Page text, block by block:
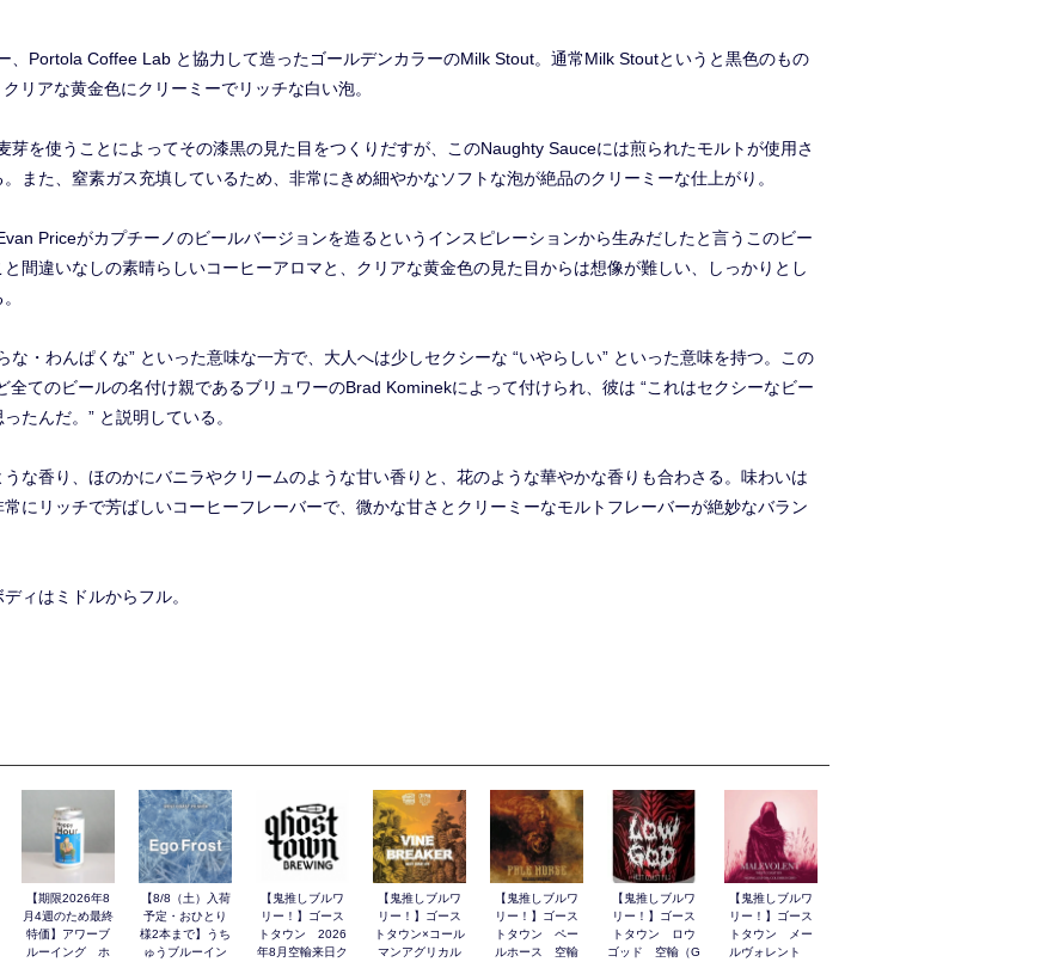
、Portola Coffee Lab と協力して造ったゴールデンカラーのMilk Stout。通常Milk Stoutというと黒色のもの
リアな黄金色にクリーミーでリッチな白い泡。
を使うことによってその漆黒の見た目をつくりだすが、このNaughty Sauceには煎られたモルトが使用さ
また、窒素ガス充填しているため、非常にきめ細やかなソフトな泡が絶品のクリーミーな仕上がり。
Priceがカプチーノのビールバージョンを造るというインスピレーションから生みだしたと言うこのビー
間違いなしの素晴らしいコーヒーアロマと、クリアな黄金色の見た目からは想像が難しい、しっかりとし
・わんぱくな” といった意味な一方で、大人へは少しセクシーな “いやらしい” といった意味を持つ。この
てのビールの名付け親であるブリュワーのBrad Kominekによって付けられ、彼は “これはセクシーなビー
たんだ。” と説明している。
な香り、ほのかにバニラやクリームのような甘い香りと、花のような華やかな香りも合わさる。味わいは
にリッチで芳ばしいコーヒーフレーバーで、微かな甘さとクリーミーなモルトフレーバーが絶妙なバラン
ィはミドルからフル。
【期限2026年8
月4週のため最終
特価】アワーブ
ルーイング ホ
【8/8（土）入荷
予定・おひとり
様2本まで】うち
ゅうブルーイン
【鬼推しブルワ
リー！】ゴース
トタウン 2026
年8月空輸来日ク
【鬼推しブルワ
リー！】ゴース
トタウン×コール
マンアグリカル
【鬼推しブルワ
リー！】ゴース
トタウン ペー
ルホース 空輸
【鬼推しブルワ
リー！】ゴース
トタウン ロウ
ゴッド 空輸（G
【鬼推しブルワ
リー！】ゴース
トタウン メー
ルヴォレント